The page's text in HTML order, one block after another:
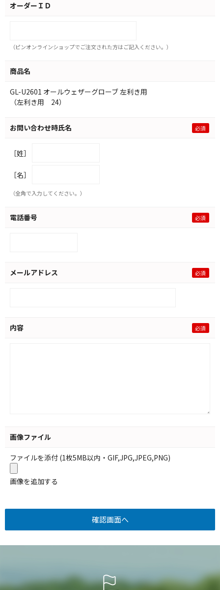
オーダーＩＤ
（ピンオンラインショップでご注文された方はご記入ください。）
商品名
GL-U2601 オールウェザーグローブ 左利き用
（左利き用 24）
お問い合わせ時氏名
［姓］
［名］
（全角で入力してください。）
電話番号
メールアドレス
内容
画像ファイル
ファイルを添付 (1枚5MB以内・GIF,JPG,JPEG,PNG)
画像を追加する